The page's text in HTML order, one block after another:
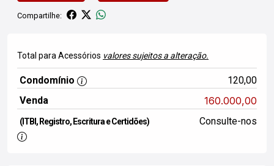
Compartilhe:
Total para Acessórios valores sujeitos a alteração.
Condomínio
120,00
Venda
160.000,00
(ITBI, Registro, Escritura e Certidões) Consulte-nos